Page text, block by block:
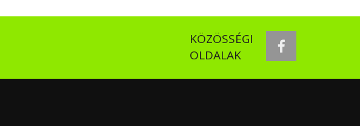
KÖZÖSSÉGI
OLDALAK
facebook